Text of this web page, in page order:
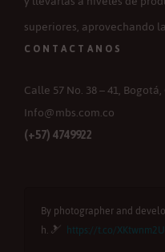
superiores, aprovechando
CONTACTANOS
Calle 57 No. 38 – 41,
Info@mbs.com.co
(+57) 4749922
By photographer and
h. 🎿 https://t.co/